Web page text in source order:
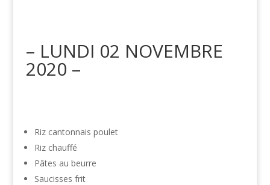
– LUNDI 02 NOVEMBRE
2020 –
Riz cantonnais poulet
Riz chauffé
Pâtes au beurre
Saucisses frit